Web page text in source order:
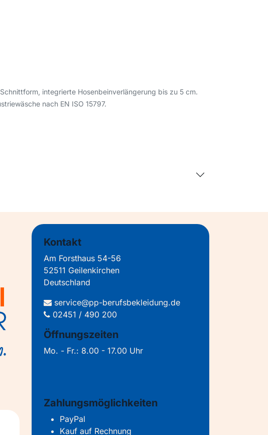
integrierte Hosenbeinverlängerung bis zu 5 cm.
nach EN ISO 15797.
Kontakt
Am Forsthaus 54-56
52511 Geilenkirchen
Deutschland
service@pp-berufsbekleidung.de
02451 / 490 200
Öffnungszeiten
Mo. - Fr.: 8.00 - 17.00 Uhr
Zahlungsmöglichkeiten
PayPal
Kauf auf Rechnung